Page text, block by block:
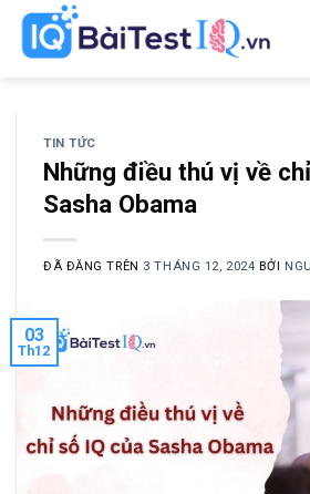
Chuyển
TIN TỨC
Những điều thú vị về
Sasha Obama
ĐÃ ĐĂNG TRÊN 3 THÁNG 12, 2024 BỞI
03
Th12